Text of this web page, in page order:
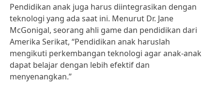
Pendidikan anak juga harus diintegrasikan dengan
teknologi yang ada saat ini. Menurut Dr. Jane
McGonigal, seorang ahli game dan pendidikan dari
Amerika Serikat, “Pendidikan anak haruslah
mengikuti perkembangan teknologi agar anak-anak
dapat belajar dengan lebih efektif dan
menyenangkan.”